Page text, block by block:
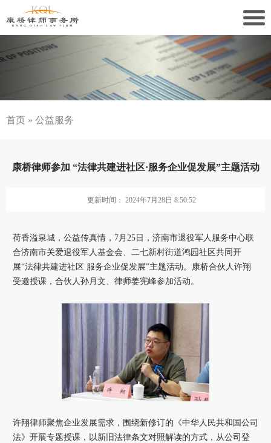
关于康桥
康桥文化
康桥党建
业务领域
社会责任
康桥法治研究院
首页 » 公益服务
康桥律师参加 “法律共建进社区·服务企业促发展”主题活动
更新时间： 2024年7月28日 8:50:52
荷香溢泉城，公益传真情，7月25日，济南市退役军人服务中心联
合济南市关爱退役军人基金会、二七新村街道鸿园社区共同开
展“法律共建进社区 服务企业促发展”主题活动。康桥合伙人许翔
受邀授课，合伙人孙月文、律师姜宪峰参加活动。
许翔律师聚焦企业发展需求，围绕新修订的《中华人民共和国公司
法》开展专题授课，以新旧法律条文对照解读的方式，从公司登